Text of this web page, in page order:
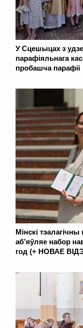
У Сцешыцах з
парафіяльнага
пробашча парафіі
Мінскі
аб’яўляе набор
год (+ НОВАЕ